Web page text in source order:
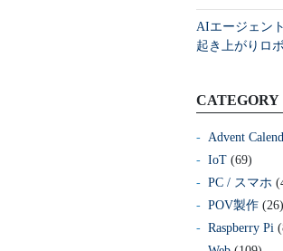
AIエージェン
起き上がりロボ
CATEGORY
Advent
IoT (69)
PC / スマホ
POV製作 (26)
Raspberry Pi